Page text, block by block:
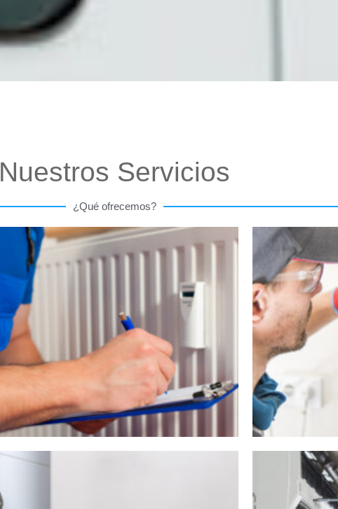
Nuestros Servicios
¿Qué ofrecemos?